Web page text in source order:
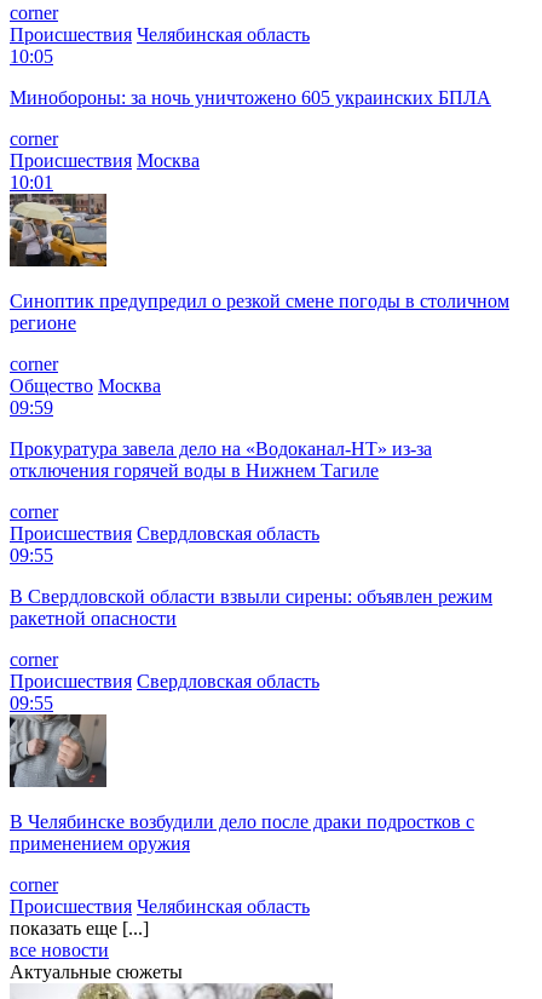
corner
Происшествия Челябинская область
10:05
Минобороны: за ночь уничтожено 605 украинских БПЛА
corner
Происшествия Москва
10:01
Синоптик предупредил о резкой смене погоды в столичном
регионе
corner
Общество Москва
09:59
Прокуратура завела дело на «Водоканал-НТ» из-за
отключения горячей воды в Нижнем Тагиле
corner
Происшествия Свердловская область
09:55
В Свердловской области взвыли сирены: объявлен режим
ракетной опасности
corner
Происшествия Свердловская область
09:55
В Челябинске возбудили дело после драки подростков с
применением оружия
corner
Происшествия Челябинская область
показать еще [...]
все новости
Актуальные сюжеты